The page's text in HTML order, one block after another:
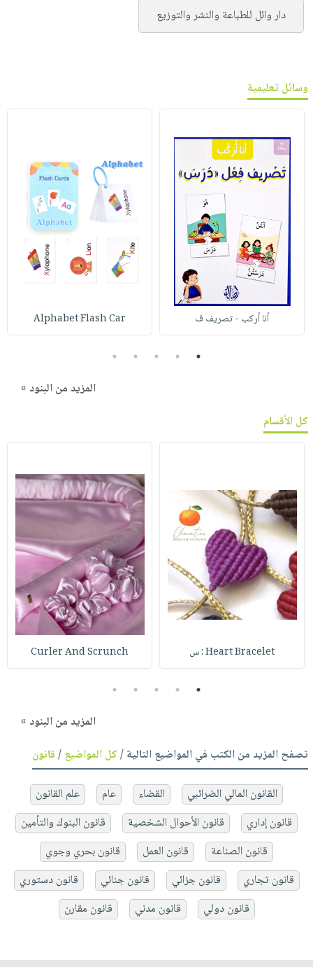
دار وائل للطباعة والنشر والتوزيع
وسائل تعليمية
أنا أركب - تصريف ف Alphabet Flash Car
1
2
3
4
5
المزيد من البنود »
كل الأقسام
Heart Bracelet : س Curler And Scrunch
1
2
3
4
5
المزيد من البنود »
تصفح المزيد من الكتب في المواضيع التالية /كل المواضيع/قانون
القانون المالي الضرائبي القضاء عام
علم القانون
قانون إداري
قانون الأحوال الشخصية
قانون البنوك والتأمين
قانون الصناعة
قانون العمل
قانون بحري وجوي
قانون تجاري
قانون جزائي قانون جنائي
قانون دستوري
قانون دولي
قانون مدني قانون مقارن